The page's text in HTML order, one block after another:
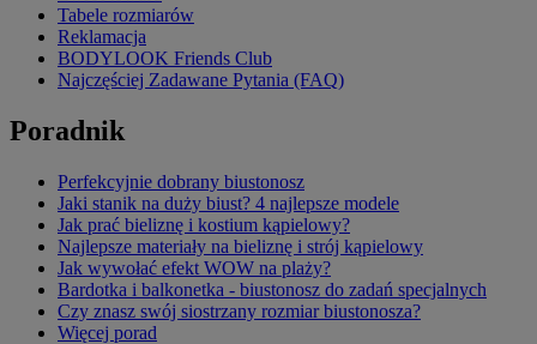
Tabele rozmiarów
Reklamacja
BODYLOOK Friends Club
Najczęściej Zadawane Pytania (FAQ)
Poradnik
Perfekcyjnie dobrany biustonosz
Jaki stanik na duży biust? 4 najlepsze modele
Jak prać bieliznę i kostium kąpielowy?
Najlepsze materiały na bieliznę i strój kąpielowy
Jak wywołać efekt WOW na plaży?
Bardotka i balkonetka - biustonosz do zadań specjalnych
Czy znasz swój siostrzany rozmiar biustonosza?
Więcej porad